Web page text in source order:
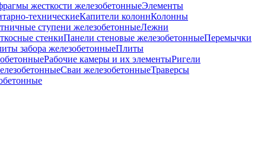
жесткости железобетонныеЭлементы
техническиеКапители колоннКолонны
ступени железобетонныеЛежни
стенкиПанели стеновые железобетонныеПеремычки
забора железобетонныеПлиты
Рабочие камеры и их элементыРигели
Сваи железобетонныеТраверсы